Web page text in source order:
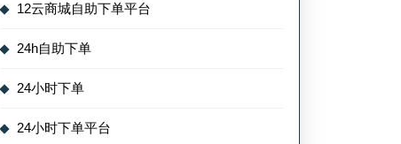
12云商城自助下单平台
24h自助下单
24小时下单
24小时下单平台